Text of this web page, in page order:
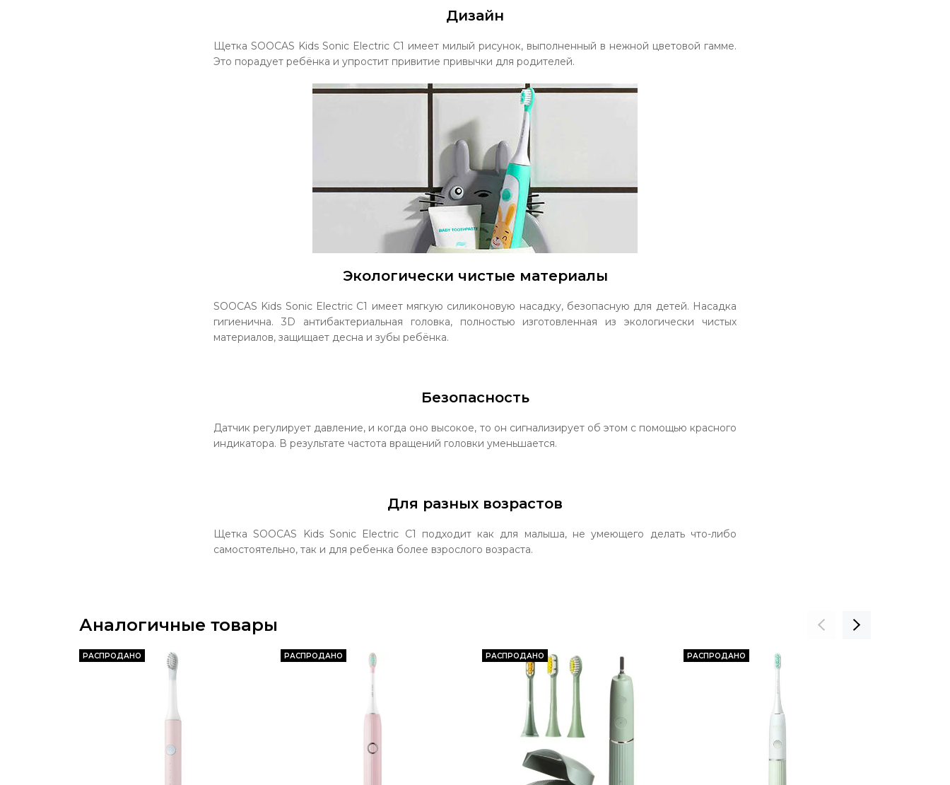
Дизайн
Щетка SOOCAS Kids Sonic Electric С1 имеет милый рисунок, выполненный в нежной цветовой гамме.
Это порадует ребёнка и упростит привитие привычки для родителей.
Экологически чистые материалы
SOOCAS Kids Sonic Electric С1 имеет мягкую силиконовую насадку, безопасную для детей. Насадка
гигиенична. 3D антибактериальная головка, полностью изготовленная из экологически чистых
материалов, защищает десна и зубы ребёнка.
Безопасность
Датчик регулирует давление, и когда оно высокое, то он сигнализирует об этом с помощью красного
индикатора. В результате частота вращений головки уменьшается.
Для разных возрастов
Щетка SOOCAS Kids Sonic Electric С1 подходит как для малыша, не умеющего делать что-либо
самостоятельно, так и для ребенка более взрослого возраста.
Аналогичные товары
РАСПРОДАНО РАСПРОДАНО РАСПРОДАНО РАСПРОДАНО